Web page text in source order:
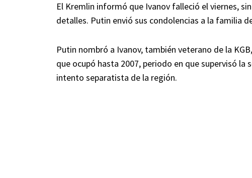
El Kremlin informó que Ivanov falleció el viernes,
detalles. Putin envió sus condolencias a la familia
Putin nombró a Ivanov, también veterano de la
que ocupó hasta 2007, periodo en que supervisó la
intento separatista de la región.